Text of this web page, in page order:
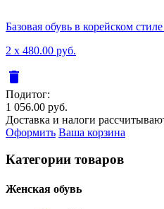
Базовая обувь в корейском
2 x 480.00 руб.
delete
Подитог:
1 056.00 руб.
Доставка и налоги
Оформить Ваша корзина
Категории товаров
Женcкая обувь